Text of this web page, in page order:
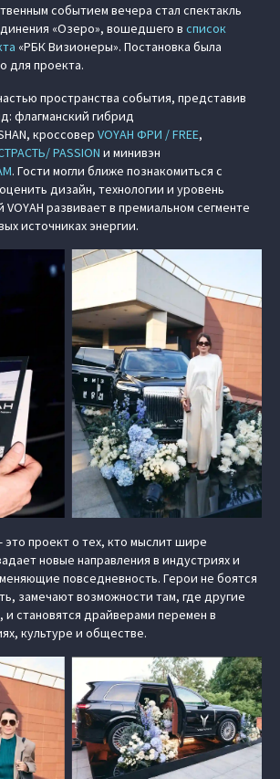
событием вечера стал спектакль
«Озеро», вошедшего в список
«РБК Визионеры». Постановка была
для проекта.
пространства события, представив
флагманский гибрид
, кроссовер VOYAH ФРИ / FREE,
PASSION и минивэн
. Гости могли ближе познакомиться с
дизайн, технологии и уровень
развивает в премиальном сегменте
источниках энергии.
проект о тех, кто мыслит шире
новые направления в индустриях и
повседневность. Герои не боятся
замечают возможности там, где другие
и становятся драйверами перемен в
культуре и обществе.